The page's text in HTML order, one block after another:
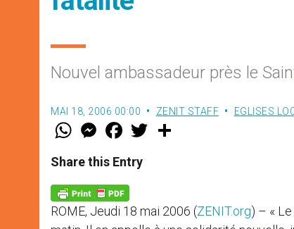
Nouvel ambassadeur près le
MAI 18, 2006 00:00 ZENIT STAFF EGLISES
W
t
s
p
p
M
e
s
e
g
e
r
F
a
e
b
k
w
Share this Entry
ROME, Jeudi 18 mai 2006 (ZENIT.org) – «